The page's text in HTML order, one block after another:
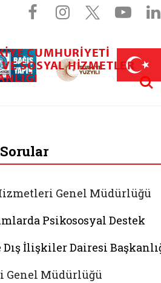
Sosyal
Facebook
Instagram
X
sekmede açılır)
On Yılı (yeni sekmede açılır)
Darülaceze bağış sayfası (yeni
CUMHURIYETI
SOSYAL HIZMETLER
Genel Müdürlüğü
Psikososyal Destek
İlişkiler Dairesi
Genel Müdürlüğü